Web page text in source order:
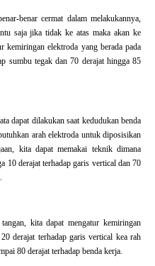
benar cermat dalam melakukannya,
saja jika tidak ke atas maka akan ke
kemiringan elektroda yang berada pada
sumbu tegak dan 70 derajat hingga 85
dapat dilakukan saat kedudukan benda
arah elektroda untuk diposisikan
kita dapat memakai teknik dimana
10 derajat terhadap garis vertical dan 70
kita dapat mengatur kemiringan
derajat terhadap garis vertical kea rah
80 derajat terhadap benda kerja.